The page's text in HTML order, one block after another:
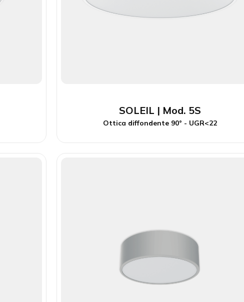
SOLEIL | Mod. 5S
Ottica diffondente 90° - UGR<22